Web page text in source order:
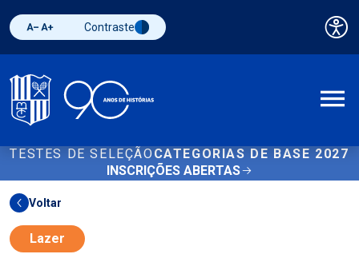
Diminuir fonte
Aumentar fonteAlternar contraste
Contraste
TESTES DE SELEÇÃO CATEGORIAS DE BASE 2027
INSCRIÇÕES ABERTAS
Voltar
Lazer